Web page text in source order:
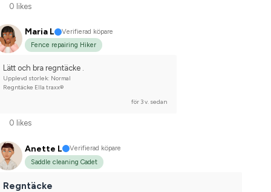
0 likes
Maria L
Verifierad köpare
Fence repairing Hiker
Lätt och bra regntäcke .
Upplevd storlek: Normal
Regntäcke Ella traxx®
för 3 v. sedan
0 likes
Anette L
Verifierad köpare
Saddle cleaning Cadet
Regntäcke